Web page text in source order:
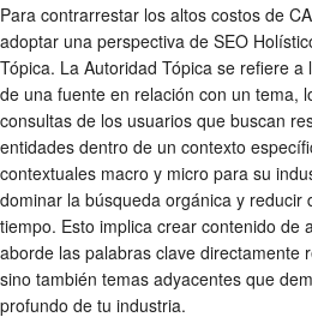
Para contrarrestar los altos costos de
adoptar una perspectiva de SEO
Tópica. La Autoridad Tópica se refiere
de una fuente en relación con un tema,
consultas de los usuarios que buscan
entidades dentro de un contexto
contextuales macro y micro para su
dominar la búsqueda orgánica y reducir
tiempo. Esto implica crear contenido de
aborde las palabras clave directamente
sino también temas adyacentes que
profundo de tu industria.